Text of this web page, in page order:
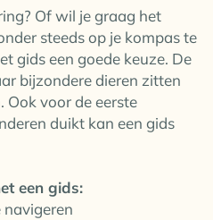
Of wil je graag het
steeds op je kompas te
gids een goede keuze. De
bijzondere dieren zitten
Ook voor de eerste
duikt kan een gids
een gids:
navigeren